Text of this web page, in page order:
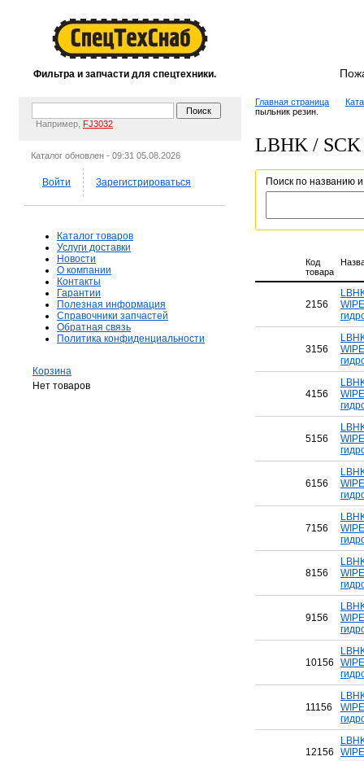
Фильтра и запчасти для спецтехники.
Например, FJ3032
Каталог обновлен - 09:31 05.08.2026
Войти Зарегистрироваться
Каталог товаров
Услуги доставки
Новости
О компании
Контакты
Гарантии
Полезная информация
Справочники запчастей
Обратная связь
Политика конфиденциальности
Корзина
Нет товаров
Главная страница
пыльник резин.
LBHK / SCK
Поиск по названию
Код
товара
2156
3156
4156
5156
6156
7156
8156
9156
10156
11156
12156